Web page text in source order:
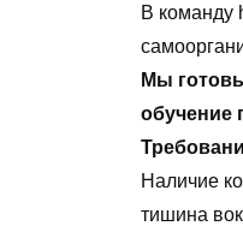
В команду
Мы
обучение
Наличие
тишина